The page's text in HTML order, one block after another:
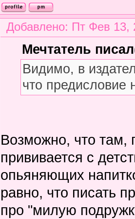
Добавлено: Пт Фев 13,
Мечтатель
Видимо, в
что предисловие
Возможно, что там,
прививается с
опьяняющих
равно, что писать
про "милую